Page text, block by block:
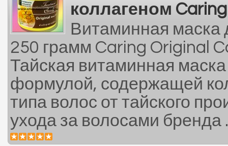
коллагеном
Витаминная маска
250 грамм Caring Original
Тайская витаминная
формулой, содержащей
типа волос от тайского
ухода за волосами бренда